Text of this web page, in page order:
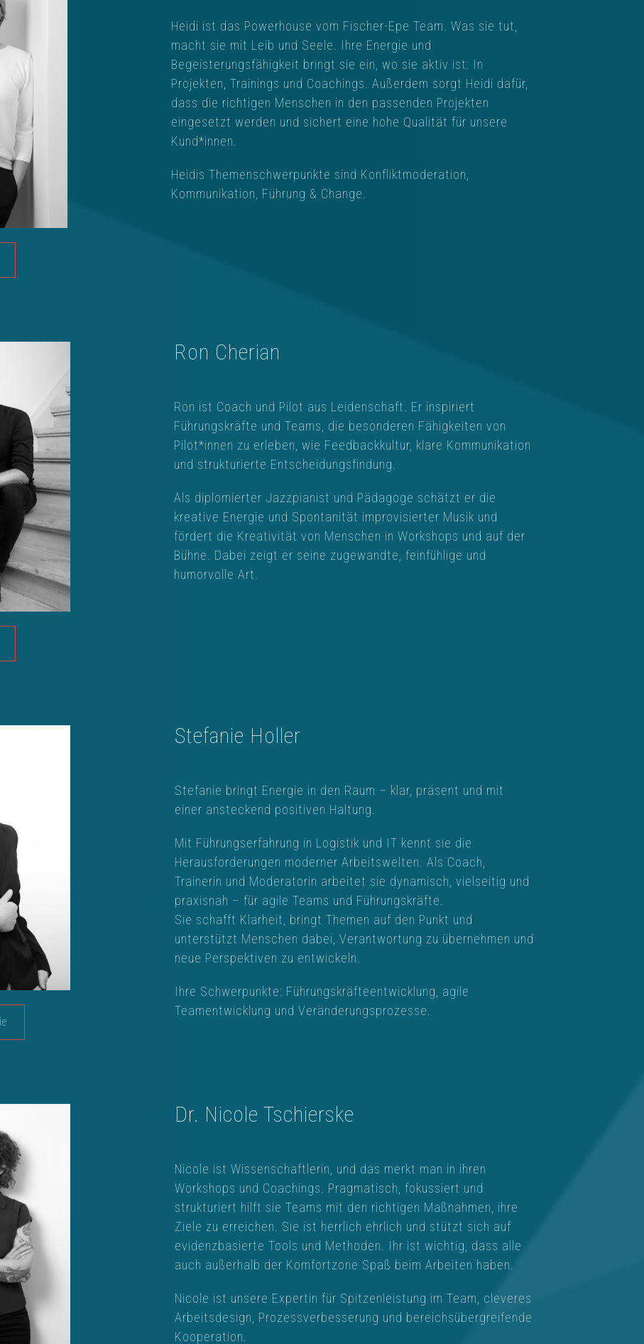
Heidi ist das Powerhouse vom Fischer-Epe Team. Was sie tut,
macht sie mit Leib und Seele. Ihre Energie und
Begeisterungsfähigkeit bringt sie ein, wo sie aktiv ist: In
Projekten, Trainings und Coachings. Außerdem sorgt Heidi dafür,
dass die richtigen Menschen in den passenden Projekten
eingesetzt werden und sichert eine hohe Qualität für unsere
Kund*innen.
Heidis Themenschwerpunkte sind Konfliktmoderation,
Kommunikation, Führung & Change.
Ron Cherian
Ron ist Coach und Pilot aus Leidenschaft. Er inspiriert
Führungskräfte und Teams, die besonderen Fähigkeiten von
Pilot*innen zu erleben, wie Feedbackkultur, klare Kommunikation
und strukturierte Entscheidungsfindung.
Als diplomierter Jazzpianist und Pädagoge schätzt er die
kreative Energie und Spontanität improvisierter Musik und
fördert die Kreativität von Menschen in Workshops und auf der
Bühne. Dabei zeigt er seine zugewandte, feinfühlige und
humorvolle Art.
Stefanie Holler
Stefanie bringt Energie in den Raum – klar, präsent und mit
einer ansteckend positiven Haltung.
Mit Führungserfahrung in Logistik und IT kennt sie die
Herausforderungen moderner Arbeitswelten. Als Coach,
Trainerin und Moderatorin arbeitet sie dynamisch, vielseitig und
praxisnah – für agile Teams und Führungskräfte.
Sie schafft Klarheit, bringt Themen auf den Punkt und
unterstützt Menschen dabei, Verantwortung zu übernehmen und
neue Perspektiven zu entwickeln.
Ihre Schwerpunkte: Führungskräfteentwicklung, agile
Teamentwicklung und Veränderungsprozesse.
Dr. Nicole Tschierske
Nicole ist Wissenschaftlerin, und das merkt man in ihren
Workshops und Coachings. Pragmatisch, fokussiert und
strukturiert hilft sie Teams mit den richtigen Maßnahmen, ihre
Ziele zu erreichen. Sie ist herrlich ehrlich und stützt sich auf
evidenzbasierte Tools und Methoden. Ihr ist wichtig, dass alle
auch außerhalb der Komfortzone Spaß beim Arbeiten haben.
Nicole ist unsere Expertin für Spitzenleistung im Team, cleveres
Arbeitsdesign, Prozessverbesserung und bereichsübergreifende
Kooperation.